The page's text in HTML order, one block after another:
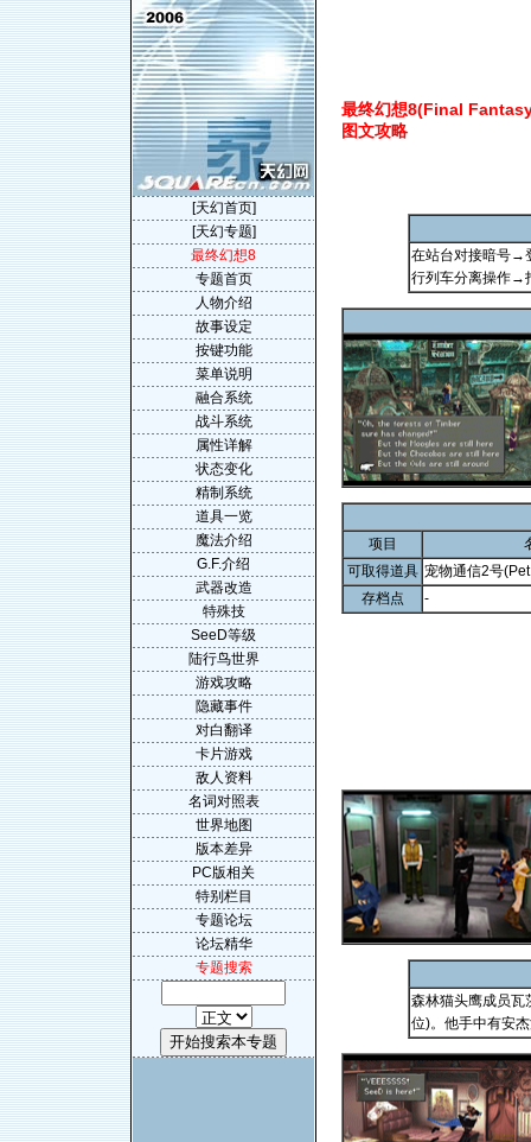
最终幻想8(Final
图文攻略
在站台对接暗号→
行列车分离操作→
项目
可取得道具 宠物通信2号
存档点
-
森林猫头鹰成员瓦
位)。他手中有安
[天幻首页]
[天幻专题]
最终幻想8
专题首页
人物介绍
故事设定
按键功能
菜单说明
融合系统
战斗系统
属性详解
状态变化
精制系统
道具一览
魔法介绍
G.F.介绍
武器改造
特殊技
SeeD等级
陆行鸟世界
游戏攻略
隐藏事件
对白翻译
卡片游戏
敌人资料
名词对照表
世界地图
版本差异
PC版相关
特别栏目
专题论坛
论坛精华
专题搜索